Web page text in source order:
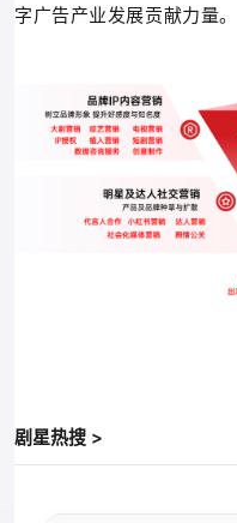
字广告产业发展贡献力量。
剧星热搜 >